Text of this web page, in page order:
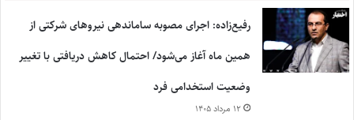
رفیع‌زاده: اجرای مصوبه ساماندهی نیروهای شرکتی از
همین ماه آغاز می‌شود/ احتمال کاهش دریافتی با تغییر
وضعیت استخدامی فرد
۱۲ مرداد ۱۴۰۵